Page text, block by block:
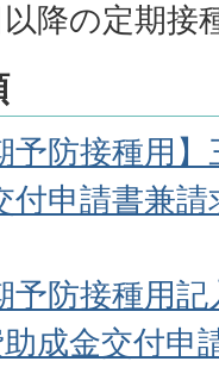
降の定期接
予防接種用
付申請書兼
予防接種用
助成金交付